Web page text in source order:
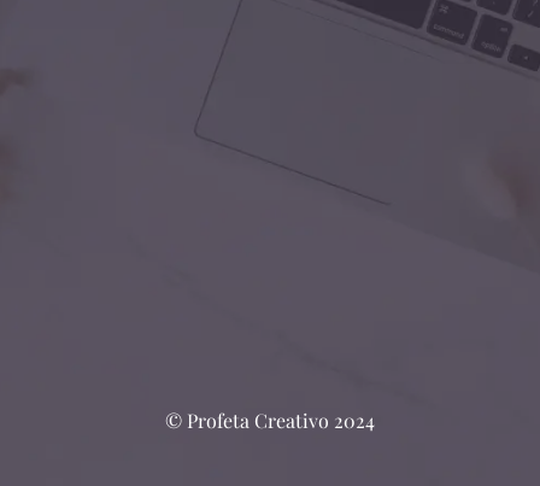
© Profeta Creativo 2024